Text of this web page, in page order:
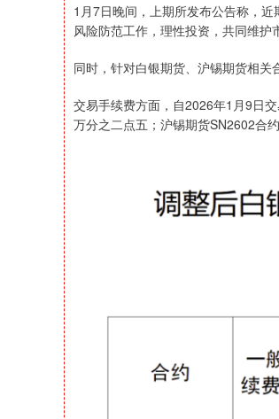
1月7日晚间，上期所发布公告称，
风险防范工作，理性投资，共同维护
同时，针对白银期货、沪锡期货相关
交易手续费方面，自2026年1月9日
万分之二点五；沪锡期货SN2602合